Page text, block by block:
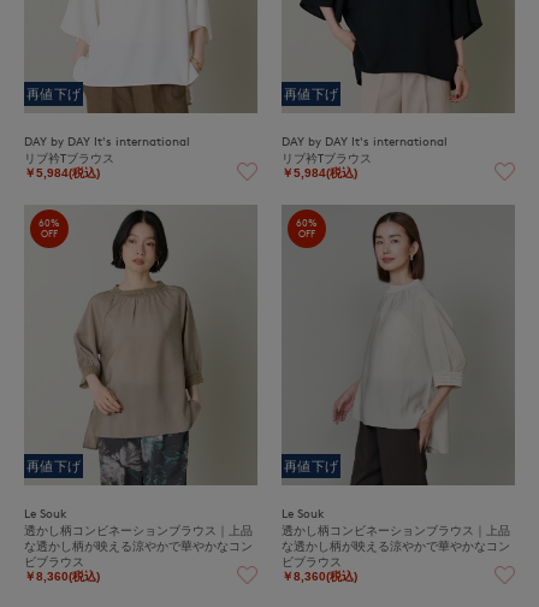
再値下げ
DAY by DAY It's international
リブ衿Tブラウス
￥5,984(税込)
再値下げ
DAY by DAY It's international
リブ衿Tブラウス
￥5,984(税込)
60%
OFF
再値下げ
Le Souk
透かし柄コンビネーションブラウス｜上品
な透かし柄が映える涼やかで華やかなコン
ビブラウス
￥8,360(税込)
60%
OFF
再値下げ
Le Souk
透かし柄コンビネーションブラウス｜上品
な透かし柄が映える涼やかで華やかなコン
ビブラウス
￥8,360(税込)